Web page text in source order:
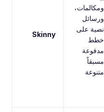
ومكالمات،
ورسائل
نصية على
خطط
مدفوعة
مسبقاً
متنوعة
Skinny